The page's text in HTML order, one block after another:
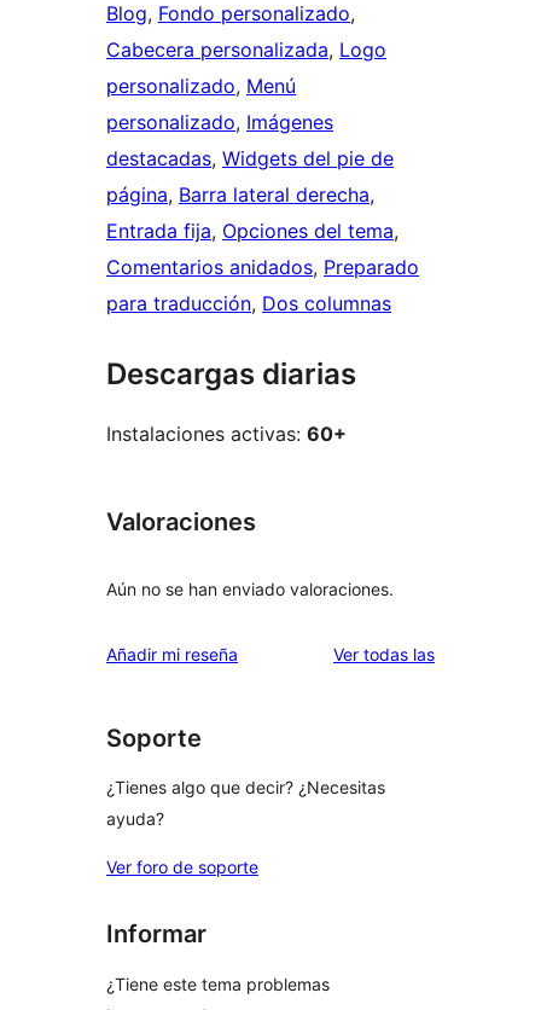
Blog, Fondo personalizado
Cabecera personalizada, Logo
personalizado, Menú
personalizado, Imágenes
destacadas, Widgets del pie de
página, Barra lateral derecha
Entrada fija, Opciones del tema
Comentarios anidados, Preparado
para traducción, Dos columnas
Descargas diarias
Instalaciones activas: 60+
Valoraciones
Aún no se han enviado valoraciones.
Añadir mi reseña Ver todas lasvaloraciones
Soporte
¿Tienes algo que decir? ¿Necesitas
ayuda?
Ver foro de soporte
Informar
¿Tiene este tema problemas